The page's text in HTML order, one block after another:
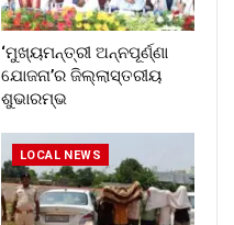
‘ମୁଖ୍ୟମନ୍ତ୍ରୀ ଅନ୍ନପୂର୍ଣ୍ଣା
ଯୋଜନା’ର ଜିଲ୍ଲାସ୍ତରୀୟ
ଶୁଭାରମ୍ଭ
LOCAL NEWS